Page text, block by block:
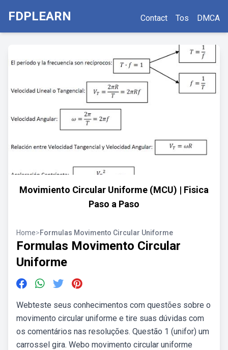
FDPLEARN Contact Tos DMCA
Movimiento Circular Uniforme (MCU) | Fisica
Paso a Paso
Home>Formulas Movimento Circular Uniforme
Formulas Movimento Circular
Uniforme
Webteste seus conhecimentos com questões sobre o
movimento circular uniforme e tire suas dúvidas com
os comentários nas resoluções. Questão 1 (unifor) um
carrossel gira. Webo movimento circular uniforme